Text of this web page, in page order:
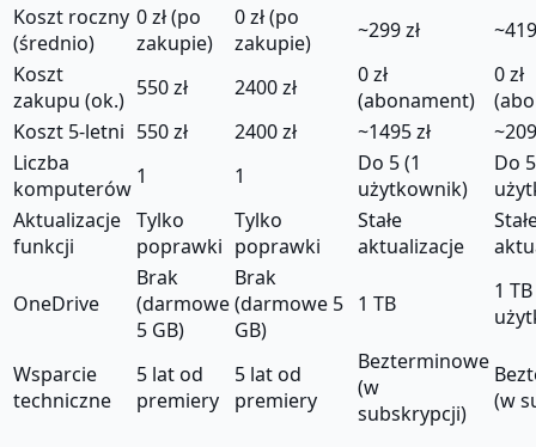
Koszt roczny
(średnio)
0 zł (po
zakupie)
0 zł (po
zakupie)
~299 zł
Koszt
zakupu (ok.) 550 zł 2400 zł
0 zł
(abonament)
0 zł
Koszt 5-letni 550 zł 2400 zł ~1495 zł
Liczba
komputerów 1 1
Do 5 (1
użytkownik)
Do
Aktualizacje
funkcji
Tylko
poprawki
Tylko
poprawki
Stałe
aktualizacje
OneDrive
Brak
(darmowe
5 GB)
Brak
(darmowe 5
GB)
1 TB
1
Wsparcie
techniczne
5 lat od
premiery
5 lat od
premiery
Bezterminowe
(w
subskrypcji)
(w